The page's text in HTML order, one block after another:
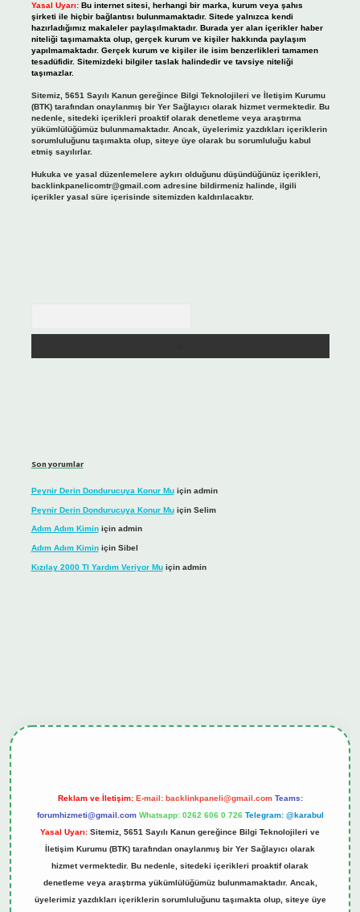
Yasal Uyarı: Bu internet sitesi, herhangi bir marka, kurum veya şahıs
şirketi ile hiçbir bağlantısı bulunmamaktadır. Sitede yalnızca kendi
hazırladığımız makaleler paylaşılmaktadır. Burada yer alan içerikler haber
niteliği taşımamakta olup, gerçek kurum ve kişiler hakkında paylaşım
yapılmamaktadır. Gerçek kurum ve kişiler ile isim benzerlikleri tamamen
tesadüfidir. Sitemizdeki bilgiler taslak halindedir ve tavsiye niteliği
taşımazlar.
Sitemiz, 5651 Sayılı Kanun gereğince Bilgi Teknolojileri ve İletişim Kurumu
(BTK) tarafından onaylanmış bir Yer Sağlayıcı olarak hizmet vermektedir. Bu
nedenle, sitedeki içerikleri proaktif olarak denetleme veya araştırma
yükümlülüğümüz bulunmamaktadır. Ancak, üyelerimiz yazdıkları içeriklerin
sorumluluğunu taşımakta olup, siteye üye olarak bu sorumluluğu kabul
etmiş sayılırlar.
Hukuka ve yasal düzenlemelere aykırı olduğunu düşündüğünüz içerikleri,
backlinkpanelicomtr@gmail.comadresine bildirmeniz halinde, ilgili
içerikler yasal süre içerisinde sitemizden kaldırılacaktır.
Son yorumlar
Peynir Derin Dondurucuya Konur Muiçin admin
Peynir Derin Dondurucuya Konur Muiçin Selim
Adım Adım Kiminiçin admin
Adım Adım Kiminiçin Sibel
Kızılay 2000 Tl Yardım Veriyor Muiçin admin
Reklam ve İletişim: E-mail: backlinkpaneli@gmail.com Teams:
forumhizmeti@gmail.com Whatsapp: 0262 606 0 726 Telegram: @karabul
Yasal Uyarı: Sitemiz, 5651 Sayılı Kanun gereğince Bilgi Teknolojileri ve
İletişim Kurumu (BTK) tarafından onaylanmış bir Yer Sağlayıcı olarak
hizmet vermektedir. Bu nedenle, sitedeki içerikleri proaktif olarak
denetleme veya araştırma yükümlülüğümüz bulunmamaktadır. Ancak,
üyelerimiz yazdıkları içeriklerin sorumluluğunu taşımakta olup, siteye üye